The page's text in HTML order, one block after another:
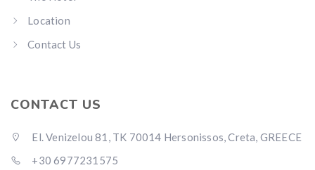
Location
Contact Us
CONTACT US
El. Venizelou 81, TK 70014 Hersonissos, Creta, GREECE
+30 6977231575